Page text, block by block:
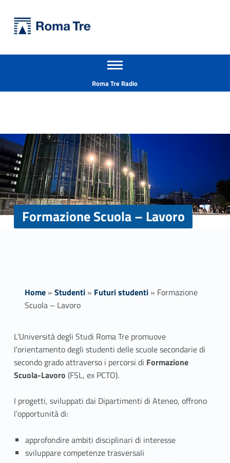
Formazione Scuola - Lavoro - Università Roma Tre
Apri il menu secondario
Roma Tre Radio
Formazione Scuola – Lavoro
Home» Studenti» Futuri studenti» Formazione
Scuola – Lavoro
F
o
r
m
a
z
L’Università degli Studi Roma Tre promuove
l’orientamento degli studenti delle scuole secondarie di
secondo grado attraverso i percorsi di Formazione
Scuola-Lavoro (FSL, ex PCTO).
I progetti, sviluppati dai Dipartimenti di Ateneo, offrono
l’opportunità di:
approfondire ambiti disciplinari di interesse
sviluppare competenze trasversali